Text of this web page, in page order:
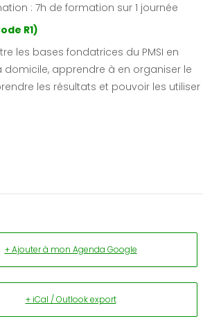
: 7h de formation sur 1 journée
R1)
les bases fondatrices du PMSI en
apprendre à en organiser le
les résultats et pouvoir les utiliser
+ Ajouter à mon Agenda Google
+ iCal / Outlook export